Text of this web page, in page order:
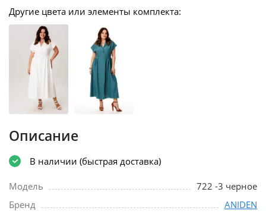
Другие цвета или элементы комплекта:
Описание
В наличии (быстрая доставка)
Модель
722 -3 черное
Бренд
ANIDEN